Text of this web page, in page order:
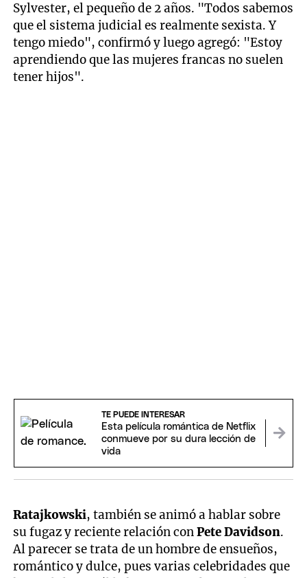
Sylvester, el pequeño de 2 años. "Todos sabemos
que el sistema judicial es realmente sexista. Y
tengo miedo", confirmó y luego agregó: "Estoy
aprendiendo que las mujeres francas no suelen
tener hijos".
TE PUEDE INTERESAR
Esta película romántica de Netflix
conmueve por su dura lección de
vida
Ratajkowski, también se animó a hablar sobre
su fugaz y reciente relación conPete Davidson.
Al parecer se trata de un hombre de ensueños,
romántico y dulce, pues varias celebridades que